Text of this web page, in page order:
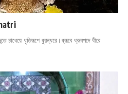
ধৃতিরূপে ধুরন্ধরে।ধ্রূবে ধ্রূবপদে ধীরে